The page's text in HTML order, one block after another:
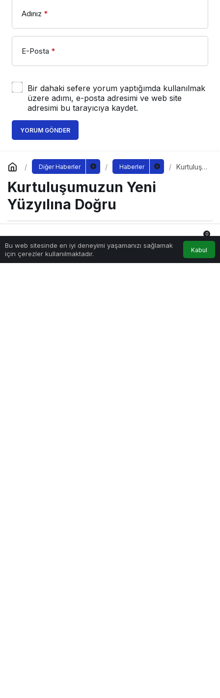
Adınız *
E-Posta *
Bir dahaki sefere yorum yaptığımda kullanılmak
üzere adımı, e-posta adresimi ve web site
adresimi bu tarayıcıya kaydet.
YORUM GÖNDER
Diğer Haberler Haberler
Kurtuluşu
Kurtuluşumuzun Yeni
Yüzyılına Doğru
Sağlıklı.Orgtarafından yayınlandı
8 Eylül 2022, 08:00yayınlandı
219
Bu web sitesinde en iyi deneyimi yaşamanızı sağlamak
için çerezler kullanılmaktadır.
Kabul
Anasayfa Akış Hesabım Bildirimler
0